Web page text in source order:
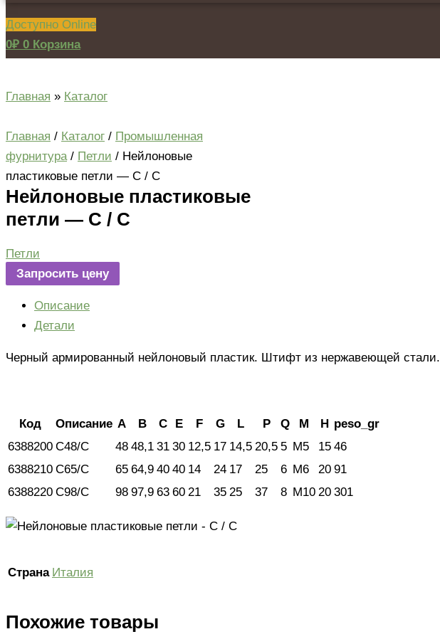
Доступно Online
0₽ 0 Корзина
Главная » Каталог
Главная / Каталог / Промышленная
фурнитура/ Петли / Нейлоновые
пластиковые петли — C / C
Нейлоновые пластиковые
петли — C / C
Петли
Запросить цену
Описание
Детали
Черный армированный нейлоновый пластик. Штифт из нержавеющей стали.
Код Описание A B C E F G L P Q M H peso_gr
6388200 C48/C 48 48,1 31 30 12,5 17 14,5 20,5 5 M5 15 46
6388210 C65/C 65 64,9 40 40 14 24 17 25 6 M6 20 91
6388220 C98/C 98 97,9 63 60 21 35 25 37 8 M10 20 301
Страна Италия
Похожие товары